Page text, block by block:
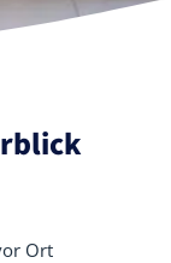
Ort